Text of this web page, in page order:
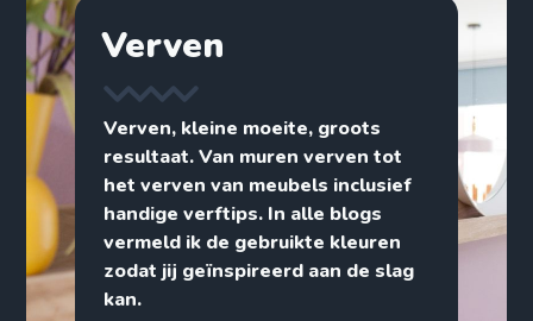
Verven
Verven, kleine moeite, groots
resultaat. Van muren verven tot
het verven van meubels inclusief
handige verftips. In alle blogs
vermeld ik de gebruikte kleuren
zodat jij geïnspireerd aan de slag
kan.